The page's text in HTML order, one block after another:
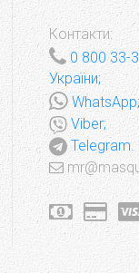
Контакти:
0 800 33-
України;
WhatsApp;
Viber;
Telegram.